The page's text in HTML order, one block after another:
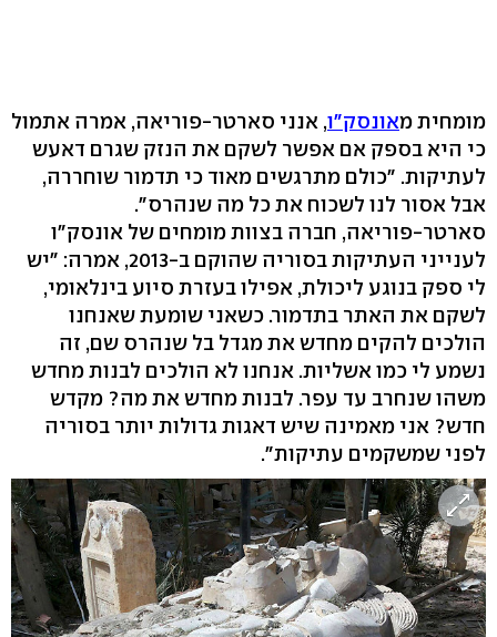
מומחית מאונסק"ו, אנני סארטר-פוריאה, אמרה אתמול
כי היא בספק אם אפשר לשקם את הנזק שגרם דאעש
לעתיקות. "כולם מתרגשים מאוד כי תדמור שוחררה,
אבל אסור לנו לשכוח את כל מה שנהרס".
סארטר-פוריאה, חברה בצוות מומחים של אונסק"ו
לענייני העתיקות בסוריה שהוקם ב-2013, אמרה: "יש
לי ספק בנוגע ליכולת, אפילו בעזרת סיוע בינלאומי,
לשקם את האתר בתדמור. כשאני שומעת שאנחנו
הולכים להקים מחדש את מגדל בל שנהרס שם, זה
נשמע לי כמו אשליות. אנחנו לא הולכים לבנות מחדש
משהו שנחרב עד עפר. לבנות מחדש את מה? מקדש
חדש? אני מאמינה שיש דאגות גדולות יותר בסוריה
לפני שמשקמים עתיקות".